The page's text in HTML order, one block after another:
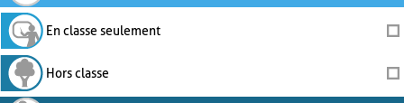
En classe seulement
Hors classe